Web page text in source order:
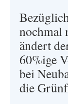
nochmal
ändert
60%ige
bei
die